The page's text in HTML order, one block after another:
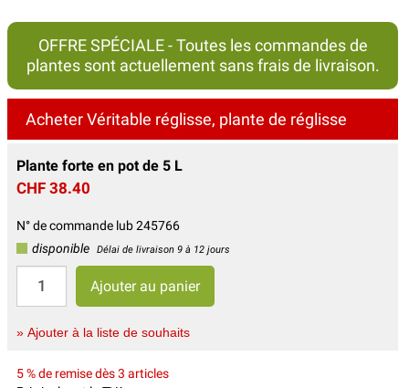
OFFRE SPÉCIALE - Toutes les commandes de
plantes sont actuellement sans frais de livraison.
Acheter Véritable réglisse, plante de réglisse
Plante forte en pot de 5 L
CHF 38.40
N° de commande lub 245766
disponible
Délai de livraison 9 à 12 jours
» Ajouter à la liste de souhaits
5 % de remise dès 3 articles